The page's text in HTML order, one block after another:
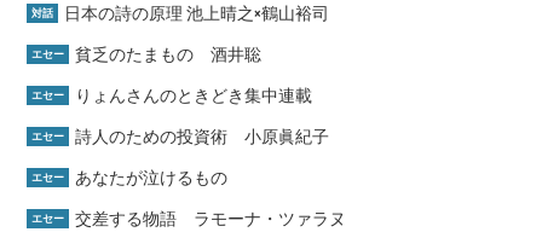
対話 日本の詩の原理 池上晴之×鶴山裕司
エセー 貧乏のたまもの 酒井聡
エセー りょんさんのときどき集中連載
エセー 詩人のための投資術 小原眞紀子
エセー あなたが泣けるもの
エセー 交差する物語 ラモーナ・ツァラヌ